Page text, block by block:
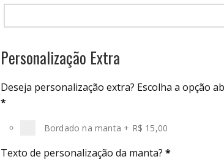
Personalização Extra
Deseja personalização extra? Escolha a opção
*
Bordado na manta + R$ 15,00
Texto de personalização da manta? *